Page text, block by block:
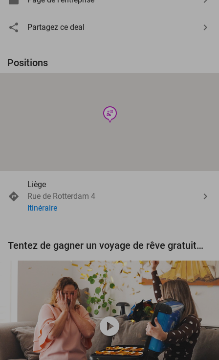
Partagez ce deal
Positions
wellness
Liège
Rue de Rotterdam 4
Itinéraire
Tentez de gagner un voyage de rêve gratuit d'une valeur de 3.000 € !
play_circle